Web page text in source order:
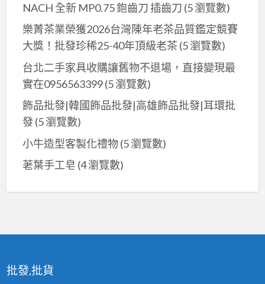
NACH 全新 MP0.75 鉋齒刀 插齒刀 (5 瀏覽數)
樂菁茶業榮獲2026台灣陳年老茶品質鑑定競賽
大獎！批發珍稀25-40年頂級老茶 (5 瀏覽數)
台北二手家具收購讓舊物不退場，直接變現最
實在0956563399(5 瀏覽數)
飾品批發|韓國飾品批發|高雄飾品批發|耳環批
發(5 瀏覽數)
小牛造型客製化禮物 (5 瀏覽數)
荖葉手工皂 (4 瀏覽數)
批發,批貨